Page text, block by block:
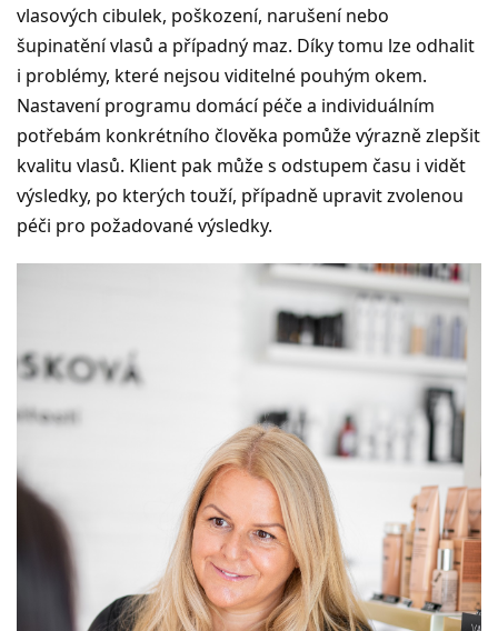
vlasových cibulek, poškození, narušení nebo
šupinatění vlasů a případný maz. Díky tomu lze odhalit
i problémy, které nejsou viditelné pouhým okem.
Nastavení programu domácí péče a individuálním
potřebám konkrétního člověka pomůže výrazně zlepšit
kvalitu vlasů. Klient pak může s odstupem času i vidět
výsledky, po kterých touží, případně upravit zvolenou
péči pro požadované výsledky.